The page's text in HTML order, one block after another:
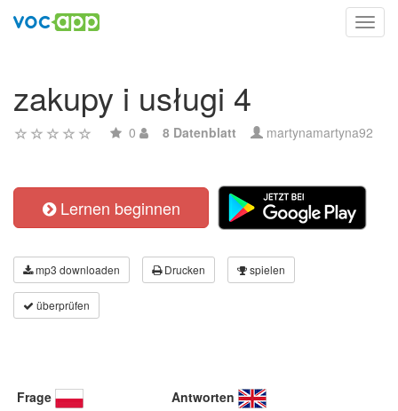
zakupy i usługi 4
0 8 Datenblatt martynamartyna92
Lernen beginnen
mp3 downloaden Drucken spielen
überprüfen
Frage Antworten